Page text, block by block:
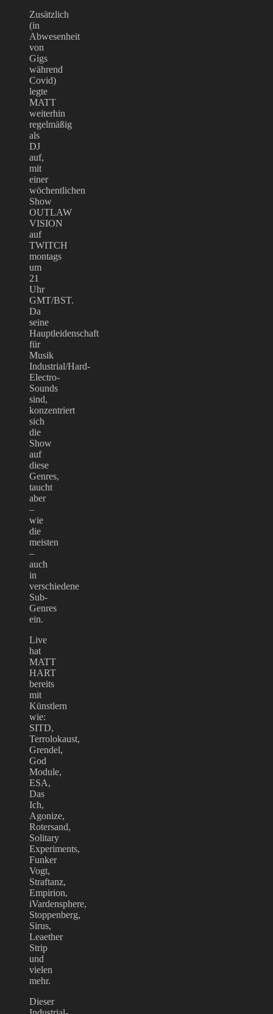
Zusätzlich
(in
Abwesenheit
von
Gigs
während
Covid)
legte
MATT
weiterhin
regelmäßig
als
DJ
auf,
mit
einer
wöchentlichen
Show
OUTLAW
VISION
auf
TWITCH
montags
um
21
Uhr
GMT/BST.
Da
seine
Hauptleidenschaft
für
Musik
Industrial/Hard-
Electro-
Sounds
sind,
konzentriert
sich
die
Show
auf
diese
Genres,
taucht
aber
–
wie
die
meisten
–
auch
in
verschiedene
Sub-
Genres
ein.
Live
hat
MATT
HART
bereits
mit
Künstlern
wie:
SITD,
Terrolokaust,
Grendel,
God
Module,
ESA,
Das
Ich,
Agonize,
Rotersand,
Solitary
Experiments,
Funker
Vogt,
Straftanz,
Empirion,
iVardensphere,
Stoppenberg,
Sirus,
Leaether
Strip
und
vielen
mehr.
Dieser